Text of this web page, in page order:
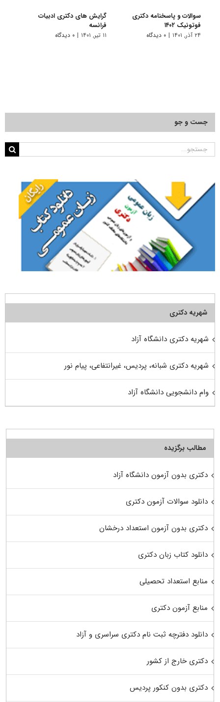
سوالات و پاسخنامه دکتری
فوتونیک ۱۴۰۲
۲۴ آذر, ۱۴۰۱ | ۰ دیدگاه
گرایش های دکتری ادبیات
فراﻧﺴﻪ
۱۱ تیر, ۱۴۰۱ | ۰ دیدگاه
جست و جو
جستجو
شهریه دکتری
شهریه دکتری دانشگاه آزاد
شهریه دکتری شبانه، پردیس، غیرانتفاعی، پیام نور
وام دانشجویی دانشگاه آزاد
مطالب برگزیده
دکتری بدون آزمون دانشگاه آزاد
دانلود سوالات آزمون دکتری
دکتری بدون آزمون استعداد درخشان
دانلود کتاب زبان دکتری
منابع استعداد تحصیلی
منابع آزمون دکتری
دانلود دفترچه ثبت نام دکتری سراسری و آزاد
دکتری خارج از کشور
دکتری بدون کنکور پردیس